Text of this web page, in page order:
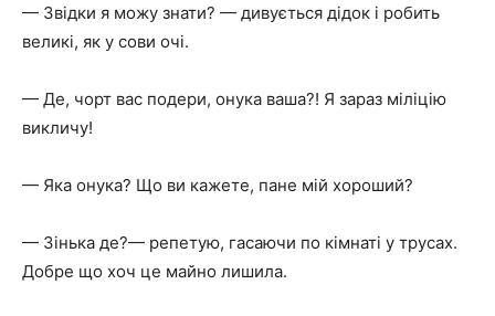
— Звідки я можу знати? — дивується дідок і робить
великі, як у сови очі.
— Де, чорт вас подери, онука ваша?! Я зараз міліцію
викличу!
— Яка онука? Що ви кажете, пане мій хороший?
— Зінька де?— репетую, гасаючи по кімнаті у трусах.
Добре що хоч це майно лишила.